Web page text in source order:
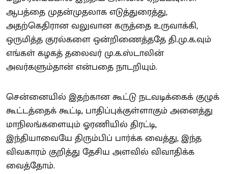
ஆபத்தை முதன்முதலாக எடுத்துரைத்து,
அதற்கெதிரான வலுவான கருத்தை உருவாக்கி,
ஒருமித்த குரல்களை ஒன்றிணைத்ததே தி.மு.க.வும்
எங்கள் கழகத் தலைவர் மு.க.ஸ்டாலின்
அவர்களும்தான் என்பதை நாடறியும்.
சென்னையில் இதற்கான கூட்டு நடவடிக்கைக் குழுக்
கூட்டத்தைக் கூட்டி, பாதிப்புக்குள்ளாகும் அனைத்து
மாநிலங்களையும் ஓரணியில் திரட்டி,
இந்தியாவையே திரும்பிப் பார்க்க வைத்து, இந்த
விவகாரம் குறித்து தேசிய அளவில் விவாதிக்க
வைத்தோம்.